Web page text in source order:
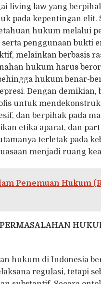
living law yang
pada kepentingan elit.
hukum melalui
penggunaan bukti
melainkan berbasis
hukum harus
hukum benar-
Dengan
untuk
dan berpihak pada
etika aparat, dan
terletak pada
menjadi ruang
Penemuan Hukum
hukum di Indonesia
regulasi, tetapi